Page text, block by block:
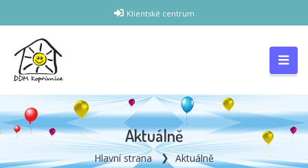
Klientské centrum
Aktuálně
Hlavní strana Aktuálně